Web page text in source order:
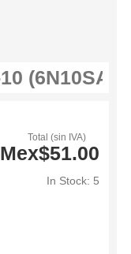
Total (sin IVA)
Mex$51.00
In Stock: 5